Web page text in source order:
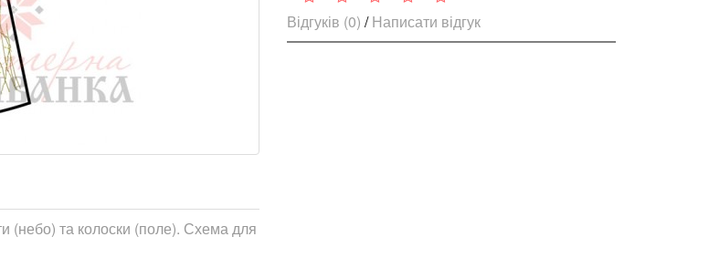
(небо) та колоски (поле). Схема для
Відгуків (0) /Написати відгук